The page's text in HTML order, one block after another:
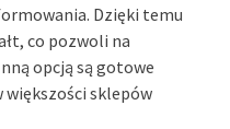
Dzięki temu
co pozwoli na
opcją są gotowe
sklepów